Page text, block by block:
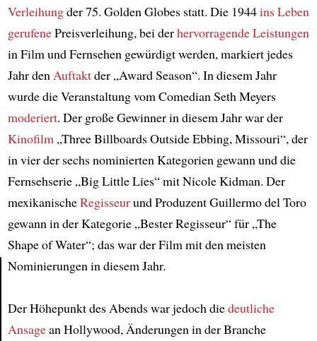
Verleihungder 75. Golden Globes statt. Die 1944ins Leben
gerufenePreisverleihung, bei derhervorragende Leistungen
in Film und Fernsehen gewürdigt werden, markiert jedes
Jahr denAuftaktder „Award Season“. In diesem Jahr
wurde die Veranstaltung vom Comedian Seth Meyers
moderiert. Der große Gewinner in diesem Jahr war der
Kinofilm„Three Billboards Outside Ebbing, Missouri“, der
in vier der sechs nominierten Kategorien gewann und die
Fernsehserie „Big Little Lies“ mit Nicole Kidman. Der
mexikanischeRegisseurund Produzent Guillermo del Toro
gewann in der Kategorie „Bester Regisseur“ für „The
Shape of Water“; das war der Film mit den meisten
Nominierungen in diesem Jahr.
Der Höhepunkt des Abends war jedoch diedeutliche
Ansagean Hollywood, Änderungen in der Branche